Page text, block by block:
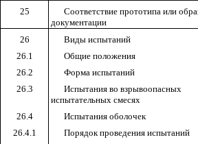
25
Соответствие прототипа или
документации
26
Виды испытаний
26.1
Общие положения
26.2
Форма испытаний
26.3
Испытания во взрывоопасных
испытательных смесях
26.4
Испытания оболочек
26.4.1
Порядок проведения испытаний